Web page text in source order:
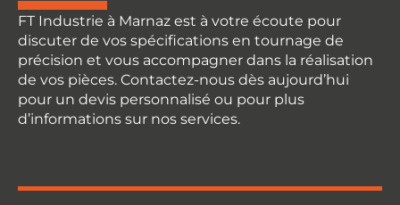
FT Industrie à Marnaz est à votre écoute pour
discuter de vos spécifications en tournage de
précision et vous accompagner dans la réalisation
de vos pièces. Contactez-nous dès aujourd’hui
pour un devis personnalisé ou pour plus
d’informations sur nos services.